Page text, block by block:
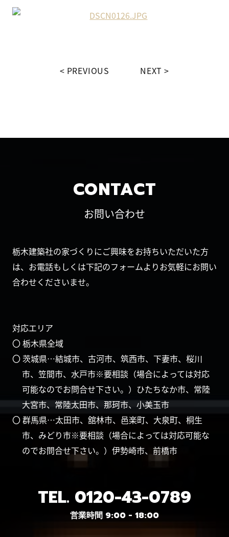
PREVIOUS NEXT
CONTACT
お問い合わせ
栃木建築社の家づくりにご興味をお持ちいただいた方
は、お電話もしくは下記のフォームよりお気軽にお問い
合わせくださいませ。
対応エリア
〇 栃木県全域
〇 茨城県…結城市、古河市、筑西市、下妻市、桜川
市、笠間市、水戸市※要相談（場合によっては対応
可能なのでお問合せ下さい。）ひたちなか市、常陸
大宮市、常陸太田市、那珂市、小美玉市
〇 群馬県…太田市、舘林市、邑楽町、大泉町、桐生
市、みどり市※要相談（場合によっては対応可能な
のでお問合せ下さい。）伊勢崎市、前橋市
TEL. 0120-43-0789
営業時間 9:00 - 18:00